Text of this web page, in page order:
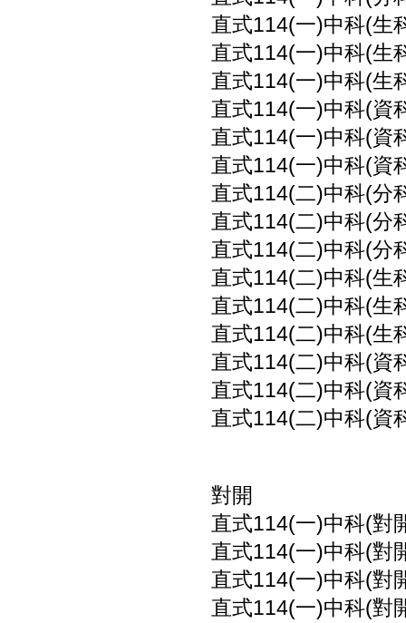
直式114(一)中科(生
直式114(一)中科(生
直式114(一)中科(生
直式114(一)中科(資
直式114(一)中科(資
直式114(一)中科(資
直式114(二)中科(分
直式114(二)中科(分
直式114(二)中科(分
直式114(二)中科(生
直式114(二)中科(生
直式114(二)中科(生
直式114(二)中科(資
直式114(二)中科(資
直式114(二)中科(資
對開
直式114(一)中科(對
直式114(一)中科(對
直式114(一)中科(對
直式114(一)中科(對